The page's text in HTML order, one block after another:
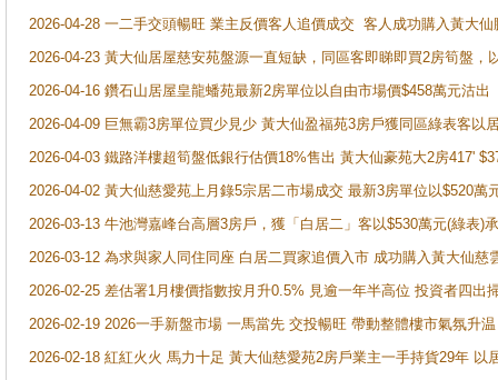
2026-04-28 一二手交頭暢旺 業主反價客人追價成交 客人成功購入黃大
2026-04-23 黃大仙居屋慈安苑盤源一直短缺，同區客即睇即買2房筍盤，
2026-04-16 鑽石山居屋皇龍蟠苑最新2房單位以自由市場價$458萬元沽出
2026-04-09 巨無霸3房單位買少見少 黃大仙盈福苑3房戶獲同區綠表客以
2026-04-03 鐵路洋樓超筍盤低銀行估價18%售出 黃大仙豪苑大2房417'
2026-04-02 黃大仙慈愛苑上月錄5宗居二市場成交 最新3房單位以$520萬
2026-03-13 牛池灣嘉峰台高層3房戶，獲「白居二」客以$530萬元(綠表)
2026-03-12 為求與家人同住同座 白居二買家追價入市 成功購入黃大仙
2026-02-25 差估署1月樓價指數按月升0.5% 見逾一年半高位 投資者四
2026-02-19 2026一手新盤市場 一馬當先 交投暢旺 帶動整體樓市氣氛升
2026-02-18 紅紅火火 馬力十足 黃大仙慈愛苑2房戶業主一手持貨29年 以